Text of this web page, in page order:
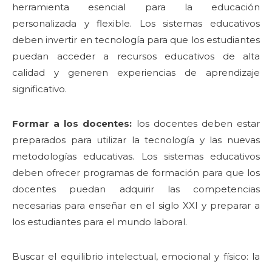
herramienta esencial para la educación
personalizada y flexible. Los sistemas educativos
deben invertir en tecnología para que los estudiantes
puedan acceder a recursos educativos de alta
calidad y generen experiencias de aprendizaje
significativo.
Formar a los docentes: los docentes deben estar
preparados para utilizar la tecnología y las nuevas
metodologías educativas. Los sistemas educativos
deben ofrecer programas de formación para que los
docentes puedan adquirir las competencias
necesarias para enseñar en el siglo XXI y preparar a
los estudiantes para el mundo laboral.
Buscar el equilibrio intelectual, emocional y físico: la